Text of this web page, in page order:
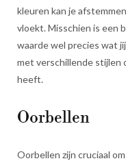
kleuren kan je
vloekt. Misschien is een
waarde wel precies wat
met verschillende stijlen
heeft.
Oorbellen
Oorbellen zijn cruciaal